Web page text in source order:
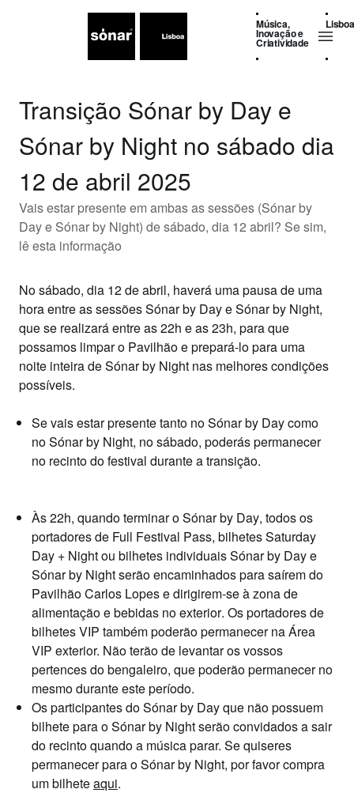
Música,
Inovação e
Criatividade
Lisboa
Transição Sónar by Day e
Sónar by Night no sábado dia
12 de abril 2025
Vais estar presente em ambas as sessões (Sónar by
Day e Sónar by Night) de sábado, dia 12 abril? Se sim,
lê esta informação
Nosábado, dia 12 de abril, haverá umapausa de uma
horaentre as sessõesSónar by DayeSónar by Night,
que se realizará entre as22h e as 23h, para que
possamos limpar o Pavilhão e prepará-lo para uma
noite inteira de Sónar by Night nas melhores condições
possíveis.
Se vais estar presentetanto no Sónar by Day como
no Sónar by Night, no sábado, poderás permanecer
no recinto do festival durante a transição.
Às22h, quando terminar o Sónar by Day, todos os
portadores de Full Festival Pass, bilhetes Saturday
Day + Nightou bilhetes individuais Sónar by Daye
Sónar by Nightserão encaminhados para saírem do
Pavilhão Carlos Lopes edirigirem-se à zona de
alimentação e bebidas no exterior. Osportadores de
bilhetes VIP também poderão permanecer na Área
VIP exterior. Não terão de levantar os vossos
pertences do bengaleiro, que poderão permanecer no
mesmo durante este período.
Osparticipantes do Sónar by Dayque não possuem
bilhete para o Sónar by Night serão convidados a sair
do recinto quando a música parar. Se quiseres
permanecer para o Sónar by Night, por favor compra
um bilheteaqui.